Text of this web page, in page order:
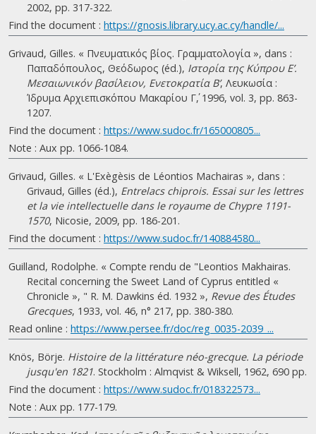
2002, pp. 317-322.
Find the document : https://gnosis.library.ucy.ac.cy/handle/...
Grivaud, Gilles. « Πνευματικός βίος. Γραμματολογία », dans :
Παπαδόπουλος, Θεόδωρος (éd.), Ιστορία της Κύπρου Ε’.
Μεσαιωνικόν βασίλειον, Ενετοκρατία Β’, Λευκωσία :
Ίδρυμα Αρχιεπισκόπου Μακαρίου Γ΄, 1996, vol. 3, pp. 863-
1207.
Find the document : https://www.sudoc.fr/165000805...
Note : Aux pp. 1066-1084.
Grivaud, Gilles. « L'Exègèsis de Léontios Machairas », dans :
Grivaud, Gilles (éd.), Entrelacs chiprois. Essai sur les lettres
et la vie intellectuelle dans le royaume de Chypre 1191-
1570, Nicosie, 2009, pp. 186-201.
Find the document : https://www.sudoc.fr/140884580...
Guilland, Rodolphe. « Compte rendu de "Leontios Makhairas.
Recital concerning the Sweet Land of Cyprus entitled «
Chronicle », " R. M. Dawkins éd. 1932 », Revue des Études
Grecques, 1933, vol. 46, n° 217, pp. 380-380.
Read online : https://www.persee.fr/doc/reg_0035-2039_...
Knös, Börje. Histoire de la littérature néo-grecque. La période
jusqu'en 1821. Stockholm : Almqvist & Wiksell, 1962, 690 pp.
Find the document : https://www.sudoc.fr/018322573...
Note : Aux pp. 177-179.